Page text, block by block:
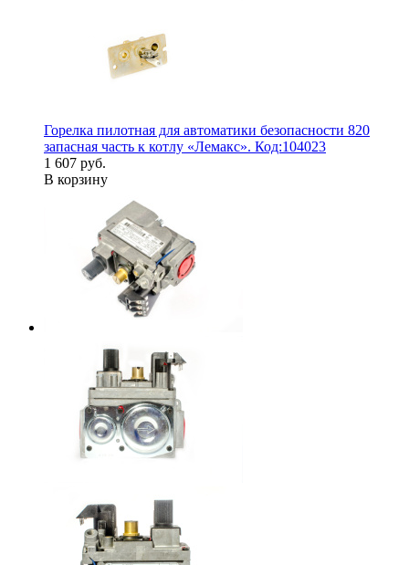
Горелка пилотная для автоматики безопасности 820
запасная часть к котлу «Лемакс». Код:104023
1 607 руб.
В корзину